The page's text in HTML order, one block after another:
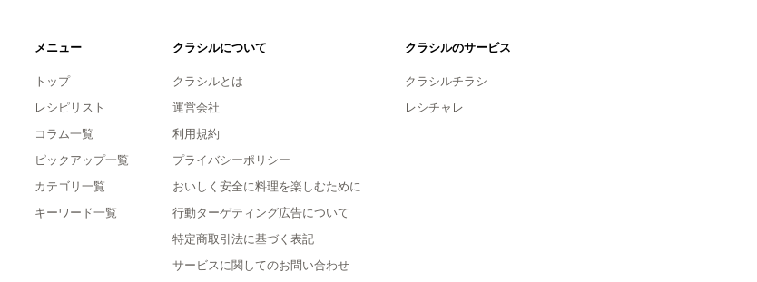
メニュー
トップ
レシピリスト
コラム一覧
ピックアップ一覧
カテゴリ一覧
キーワード一覧
クラシルについて
クラシルとは
運営会社
利用規約
プライバシーポリシー
おいしく安全に料理を楽しむために
行動ターゲティング広告について
特定商取引法に基づく表記
サービスに関してのお問い合わせ
クラシルのサービス
クラシルチラシ
レシチャレ